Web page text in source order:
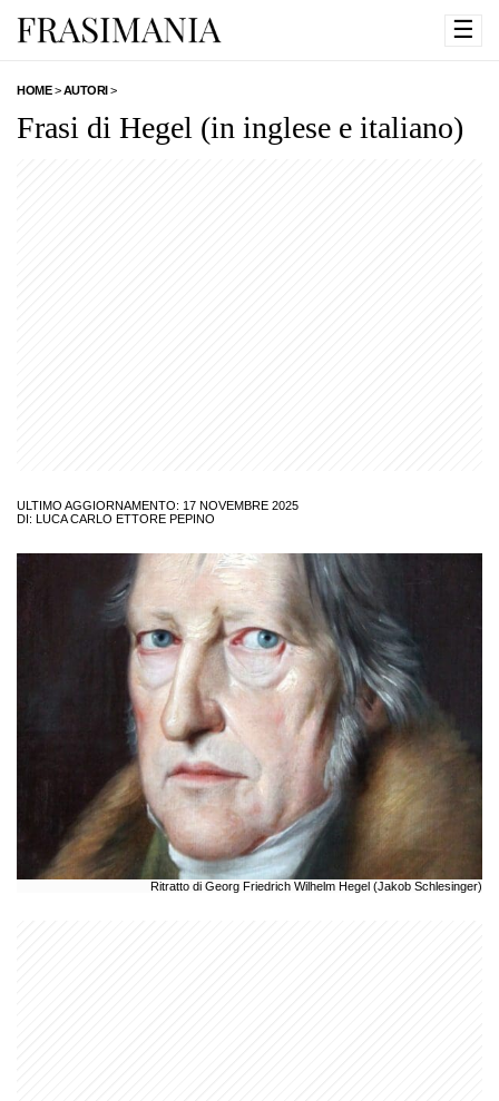
☰
HOME>AUTORI>
Frasi di Hegel (in inglese e italiano)
ULTIMO AGGIORNAMENTO: 17 NOVEMBRE 2025
DI: LUCA CARLO ETTORE PEPINO
Ritratto di Georg Friedrich Wilhelm Hegel (Jakob Schlesinger)